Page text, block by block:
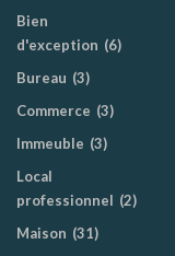
Bien
d'exception (6)
Bureau (3)
Commerce (3)
Immeuble (3)
Local
professionnel (2)
Maison (31)